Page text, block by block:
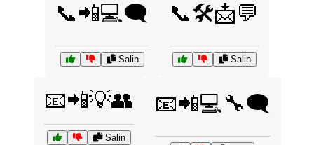
📞📲💻🗨️
Salin
📞🛠️📩💬
Salin
📧📲💡👥
Salin
📧📲💻🔧🗨️